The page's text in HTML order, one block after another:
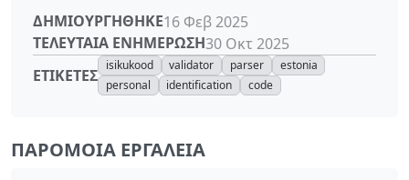
ΔΗΜΙΟΥΡΓΉΘΗΚΕ16 Φεβ 2025
ΤΕΛΕΥΤΑΊΑ ΕΝΗΜΈΡΩΣΗ30 Οκτ 2025
ΕΤΙΚΈΤΕΣ
isikukood validator parser
estonia
personal
identification code
ΠΑΡΌΜΟΙΑ ΕΡΓΑΛΕΊΑ